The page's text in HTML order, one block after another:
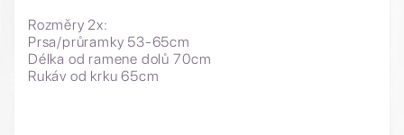
Rozměry 2x:
Prsa/průramky 53-65cm
Délka od ramene dolů 70cm
Rukáv od krku 65cm